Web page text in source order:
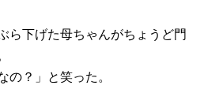
ら下げた母ちゃんがちょうど門
の？」と笑った。